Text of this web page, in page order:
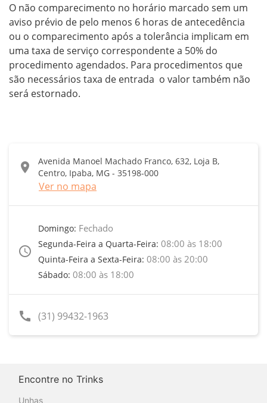
O não comparecimento no horário marcado sem um
aviso prévio de pelo menos 6 horas de antecedência
ou o comparecimento após a tolerância implicam em
uma taxa de serviço correspondente a 50% do
procedimento agendados. Para procedimentos que
são necessários taxa de entrada  o valor também não
será estornado.
location_on
Avenida Manoel Machado Franco, 632, Loja B,
Centro, Ipaba, MG - 35198-000
Ver no mapa
access_time
Domingo: Fechado
Segunda-Feira a Quarta-Feira: 08:00 às 18:00
Quinta-Feira a Sexta-Feira: 08:00 às 20:00
Sábado: 08:00 às 18:00
call (31) 99432-1963
Encontre no Trinks
Unhas